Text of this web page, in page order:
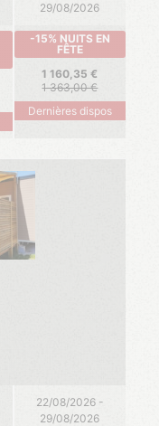
29/08/2026
-15% NUITS EN
FÊTE
1 160,35
1 363,00
Dernières dispos
22/08/2026 -
29/08/2026